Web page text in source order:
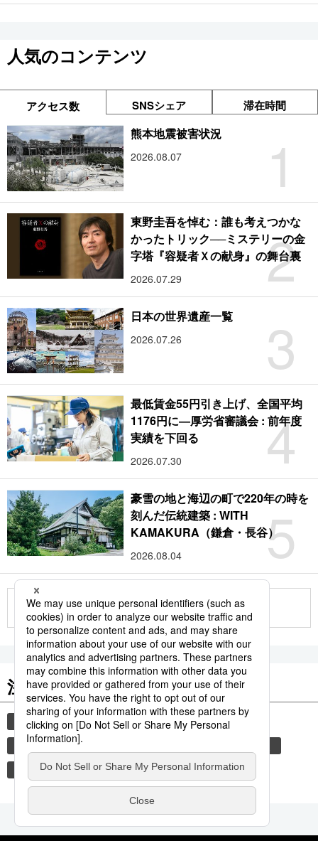
人気のコンテンツ
アクセス数 SNSシェア 滞在時間
1
熊本地震被害状況
2026.08.07
2
東野圭吾を悼む：誰も考えつかな
かったトリック──ミステリーの金
字塔『容疑者Ｘの献身』の舞台裏
2026.07.29
3
日本の世界遺産一覧
2026.07.26
4
最低賃金55円引き上げ、全国平均
1176円に―厚労省審議会 : 前年度
実績を下回る
2026.07.30
5
豪雪の地と海辺の町で220年の時を
刻んだ伝統建築 : WITH
KAMAKURA（鎌倉・長谷）
2026.08.04
もっと見る
注目のキーワード
共同通信ニュース イチロー
国民栄誉賞
気象・災害
熊本地震